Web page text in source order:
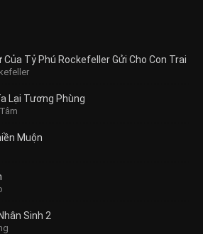
Tỷ Phú Rockefeller Gửi Cho Con Trai
Lại Tương Phùng
Muộn
Sinh 2